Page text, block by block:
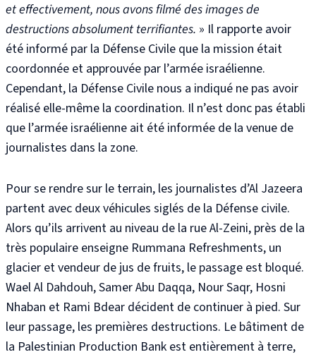
et effectivement, nous avons filmé des images de
destructions absolument terrifiantes. » Il rapporte avoir
été informé par la Défense Civile que la mission était
coordonnée et approuvée par l’armée israélienne.
Cependant, la Défense Civile nous a indiqué ne pas avoir
réalisé elle-même la coordination. Il n’est donc pas établi
que l’armée israélienne ait été informée de la venue de
journalistes dans la zone.
Pour se rendre sur le terrain, les journalistes d’Al Jazeera
partent avec deux véhicules siglés de la Défense civile.
Alors qu’ils arrivent au niveau de la rue Al-Zeini, près de la
très populaire enseigne Rummana Refreshments, un
glacier et vendeur de jus de fruits, le passage est bloqué.
Wael Al Dahdouh, Samer Abu Daqqa, Nour Saqr, Hosni
Nhaban et Rami Bdear décident de continuer à pied. Sur
leur passage, les premières destructions. Le bâtiment de
la Palestinian Production Bank est entièrement à terre,